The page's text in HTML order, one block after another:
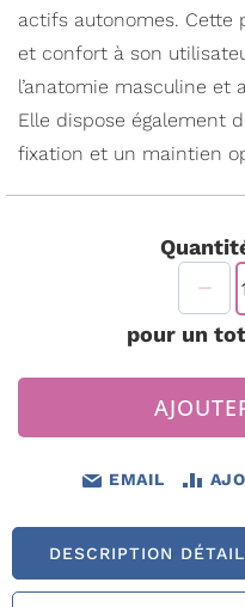
actifs autonomes.
et confort à son
l’anatomie masculine et
Elle dispose également
fixation et un maintien
pour un
EMAIL
DESCRIPTION